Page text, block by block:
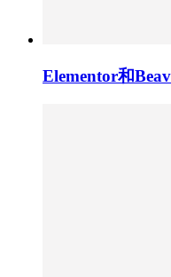
Elementor和